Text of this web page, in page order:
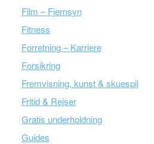
Film – Fjernsyn
Fitness
Forretning – Karriere
Forsikring
Fremvisning, kunst & skuespil
Fritid & Rejser
Gratis underholdning
Guides